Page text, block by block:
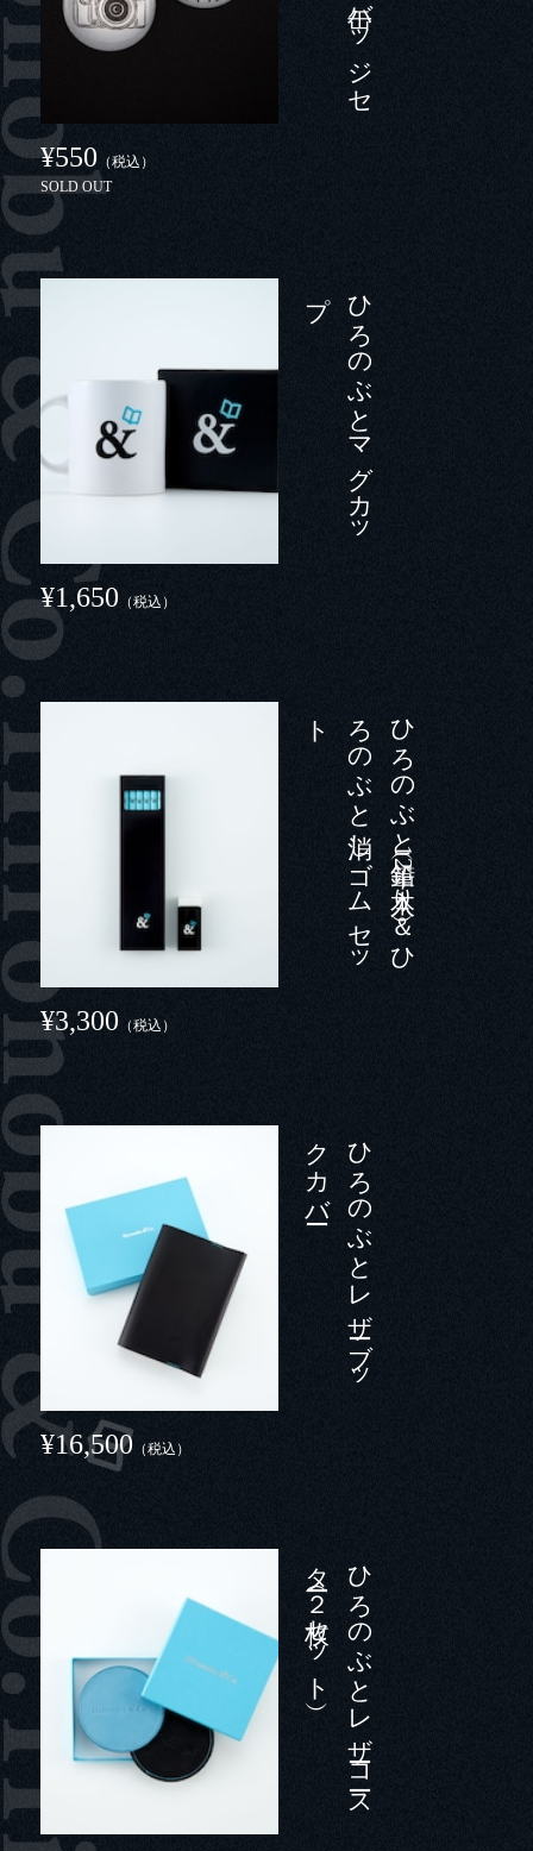
¥550 （税込）
SOLD OUT
ひ
ろ
の
ぶ
と
マ
グ
カ
ッ
プ
¥1,650（税込）
ひ
ろ
の
ぶ
と
鉛筆（1
2
本入り
）＆
ひ
ろ
の
ぶ
と
消し
ゴ
ム
セ
ッ
ト
¥3,300（税込）
ひ
ろ
の
ぶ
と
レ
ザ
ーブ
ッ
ク
カ
バ
ー
¥16,500 （税込）
ひ
ろ
の
ぶ
と
レ
ザ
ーコ
ース
タ
ー（２
枚セ
ッ
ト
）